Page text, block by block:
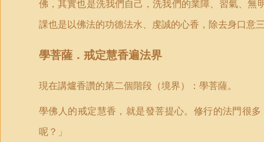
佛，其實也是洗我們自己，洗我們的業障、習氣、
課也是以佛法的功德法水、 虔誠的心香，除去身口意
學菩薩．戒定慧香遍法界
現在講爐香讚的第二個階段（境界）：學菩薩。
學佛人的戒定慧香，就是發菩提心。修行的法門很
呢？」